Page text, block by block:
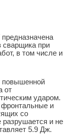
предназначена
сварщика при
в том числе и
повышенной
от
ударом.
фронтальные и
со
и не
5.9 Дж.